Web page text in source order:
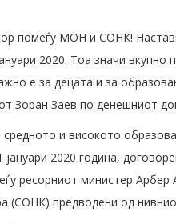
помеѓу МОН и СОНК!
2020. Тоа значи вкупно
е за децата и за
Зоран Заев по денешниот
и високото
2020 година,
ресорниот министер
(СОНК) предводени од